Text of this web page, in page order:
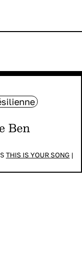
Ben
THIS IS YOUR SONG |